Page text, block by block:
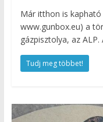
Már itthon is
www.gunbox.eu) a
gázpisztolya, az ALP.
Tudj meg többet!